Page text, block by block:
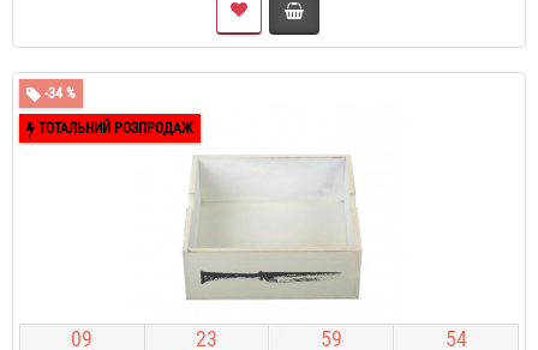
-34 %
ТОТАЛЬНИЙ РОЗПРОДАЖ
09 23 59 53